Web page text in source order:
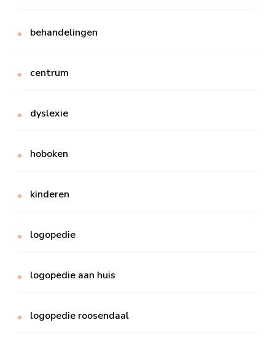
behandelingen
centrum
dyslexie
hoboken
kinderen
logopedie
logopedie aan huis
logopedie roosendaal